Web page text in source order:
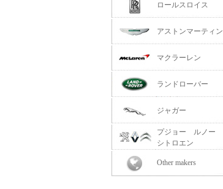
ロールスロイス
アストンマーティン
マクラーレン
ランドローバー
ジャガー
プジョー ルノー
シトロエン
Other makers